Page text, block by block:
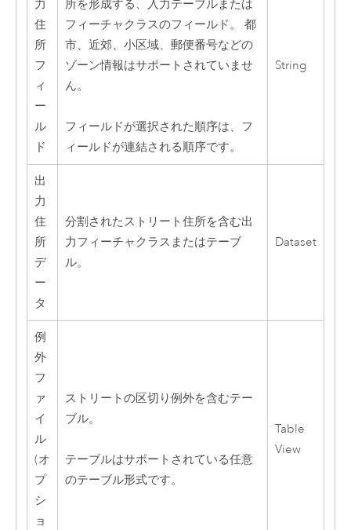
力
住
所
フ
ィ
ー
ル
ド
所を形成する、入力テーブルまたは
フィーチャクラスのフィールド。 都
市、近郊、小区域、郵便番号などの
ゾーン情報はサポートされていませ
ん。
フィールドが選択された順序は、フ
ィールドが連結される順序です。
String
出
力
住
所
デ
ー
タ
分割されたストリート住所を含む出
力フィーチャクラスまたはテーブ
ル。
Dataset
例
外
フ
ァ
イ
ル
(オ
プ
シ
ョ
ストリートの区切り例外を含むテー
ブル。
テーブルはサポートされている任意
のテーブル形式です。
Table
View